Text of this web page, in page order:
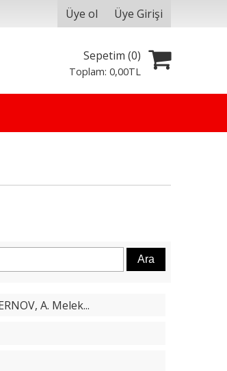
Üye ol Üye Girişi
Sepetim (0)
Toplam:0,00TL
A. Melek...